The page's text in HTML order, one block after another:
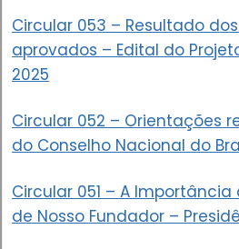
Circular 053 – Resultado
aprovados – Edital do
2025
Circular 052 – Orientações
do Conselho Nacional do
Circular 051 – A Importância
de Nosso Fundador –